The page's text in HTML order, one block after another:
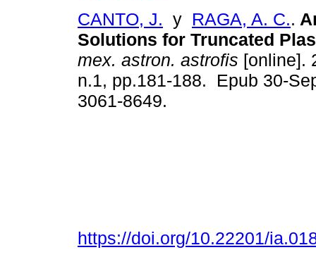
CANTO, J. y RAGA, A. C..
Solutions for Truncated
mex. astron. astrofis [online].
n.1, pp.181-188. Epub 30-
3061-8649.
https://doi.org/10.22201/